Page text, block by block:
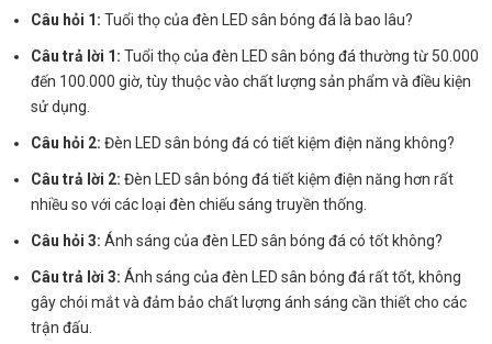
Câu hỏi 1: Tuổi thọ của đèn LED sân bóng đá là bao lâu?
Câu trả lời 1: Tuổi thọ của đèn LED sân bóng đá thường từ 50.000
đến 100.000 giờ, tùy thuộc vào chất lượng sản phẩm và điều kiện
sử dụng.
Câu hỏi 2: Đèn LED sân bóng đá có tiết kiệm điện năng không?
Câu trả lời 2: Đèn LED sân bóng đá tiết kiệm điện năng hơn rất
nhiều so với các loại đèn chiếu sáng truyền thống.
Câu hỏi 3: Ánh sáng của đèn LED sân bóng đá có tốt không?
Câu trả lời 3: Ánh sáng của đèn LED sân bóng đá rất tốt, không
gây chói mắt và đảm bảo chất lượng ánh sáng cần thiết cho các
trận đấu.